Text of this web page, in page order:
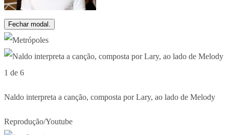
Fechar modal.
1 de 6
Naldo interpreta a canção, composta por Lary, ao lado de Melody
Reprodução/Youtube